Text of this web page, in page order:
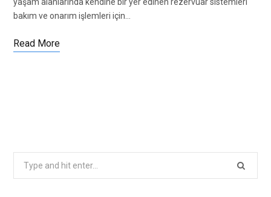
bakım ve onarım işlemleri için…
Read More